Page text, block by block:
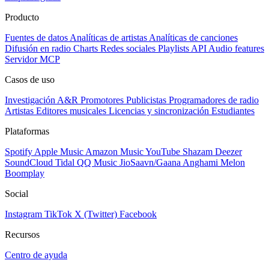
Producto
Fuentes de datos Analíticas de artistas Analíticas de canciones
Difusión en radio Charts Redes sociales Playlists API Audio features
Servidor MCP
Casos de uso
Investigación A&R Promotores Publicistas Programadores de radio
Artistas Editores musicales Licencias y sincronización Estudiantes
Plataformas
Spotify Apple Music Amazon MusicYouTube Shazam Deezer
SoundCloud Tidal QQ Music JioSaavn/Gaana Anghami Melon
Boomplay
Social
Instagram TikTok X (Twitter) Facebook
Recursos
Centro de ayuda